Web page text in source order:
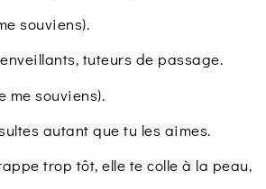
souviens).
tuteurs de passage.
me souviens).
autant que tu les aimes.
trop tôt, elle te colle à la peau,